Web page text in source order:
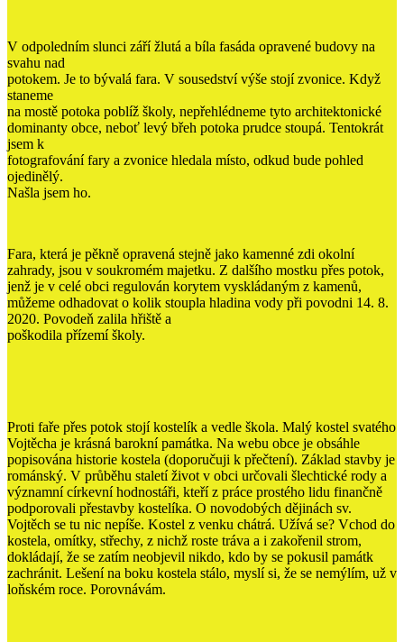
V odpoledním slunci září žlutá a bíla fasáda opravené budovy na
svahu nad
potokem. Je to bývalá fara. V sousedství výše stojí zvonice. Když
staneme
na mostě potoka poblíž školy, nepřehlédneme tyto architektonické
dominanty obce, neboť levý břeh potoka prudce stoupá. Tentokrát
jsem k
fotografování fary a zvonice hledala místo, odkud bude pohled
ojedinělý.
Našla jsem ho.
Fara, která je pěkně opravená stejně jako kamenné zdi okolní
zahrady, jsou v soukromém majetku. Z dalšího mostku přes potok,
jenž je v celé obci regulován korytem vyskládaným z kamenů,
můžeme odhadovat o kolik stoupla hladina vody při povodni 14. 8.
2020. Povodeň zalila hřiště a
poškodila přízemí školy.
Proti faře přes potok stojí kostelík a vedle škola. Malý kostel svatého
Vojtěcha je krásná barokní památka. Na webu obce je obsáhle
popisována historie kostela (doporučuji k přečtení). Základ stavby je
románský. V průběhu staletí život v obci určovali šlechtické rody a
významní církevní hodnostáři, kteří z práce prostého lidu finančně
podporovali přestavby kostelíka. O novodobých dějinách sv.
Vojtěch se tu nic nepíše. Kostel z venku chátrá. Užívá se? Vchod do
kostela, omítky, střechy, z nichž roste tráva a i zakořenil strom,
dokládají, že se zatím neobjevil nikdo, kdo by se pokusil památk
zachránit. Lešení na boku kostela stálo, myslí si, že se nemýlím, už v
loňském roce. Porovnávám.